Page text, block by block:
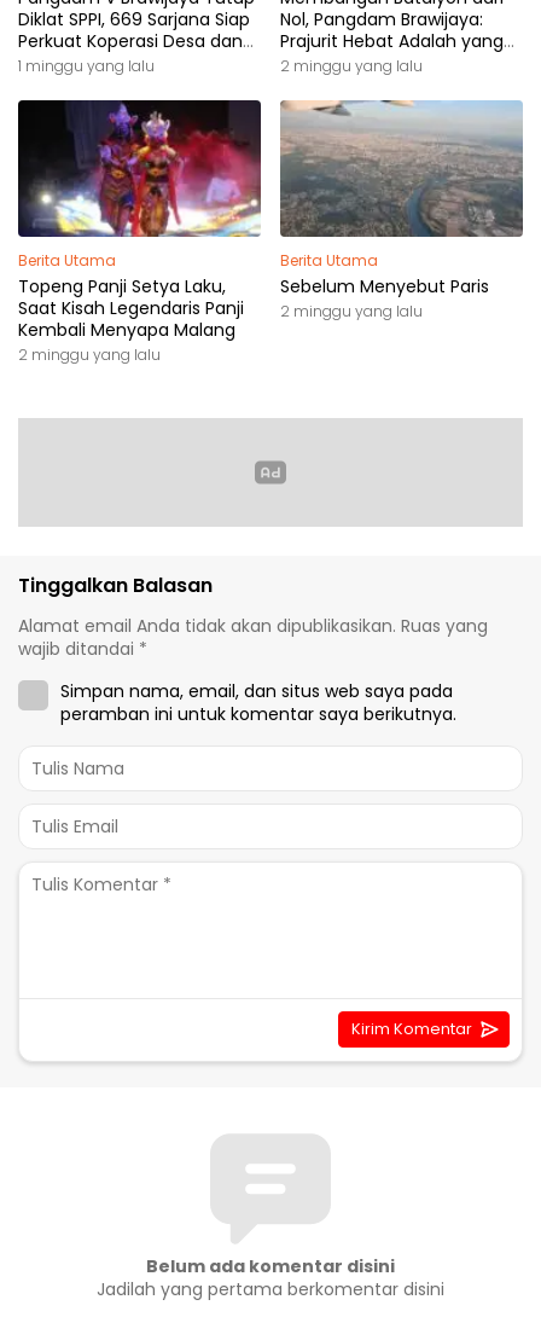
Diklat SPPI, 669 Sarjana Siap
Perkuat Koperasi Desa dan
Kampung Nelayan
1 minggu yang lalu
Nol, Pangdam Brawijaya:
Prajurit Hebat Adalah yang
Dibutuhkan Rakyat
2 minggu yang lalu
Berita Utama
Topeng Panji Setya Laku,
Saat Kisah Legendaris Panji
Kembali Menyapa Malang
2 minggu yang lalu
Berita Utama
Sebelum Menyebut Paris
2 minggu yang lalu
Tinggalkan Balasan
Alamat email Anda tidak akan dipublikasikan. Ruas yang
wajib ditandai *
Simpan nama, email, dan situs web saya pada
peramban ini untuk komentar saya berikutnya.
Belum ada komentar disini
Jadilah yang pertama berkomentar disini